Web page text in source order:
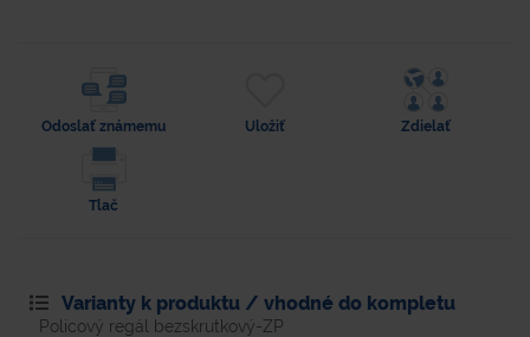
Odoslať známemu Uložiť Zdielať
Tlač
Varianty k produktu / vhodné do kompletu
Policový regál bezskrutkový-ZP